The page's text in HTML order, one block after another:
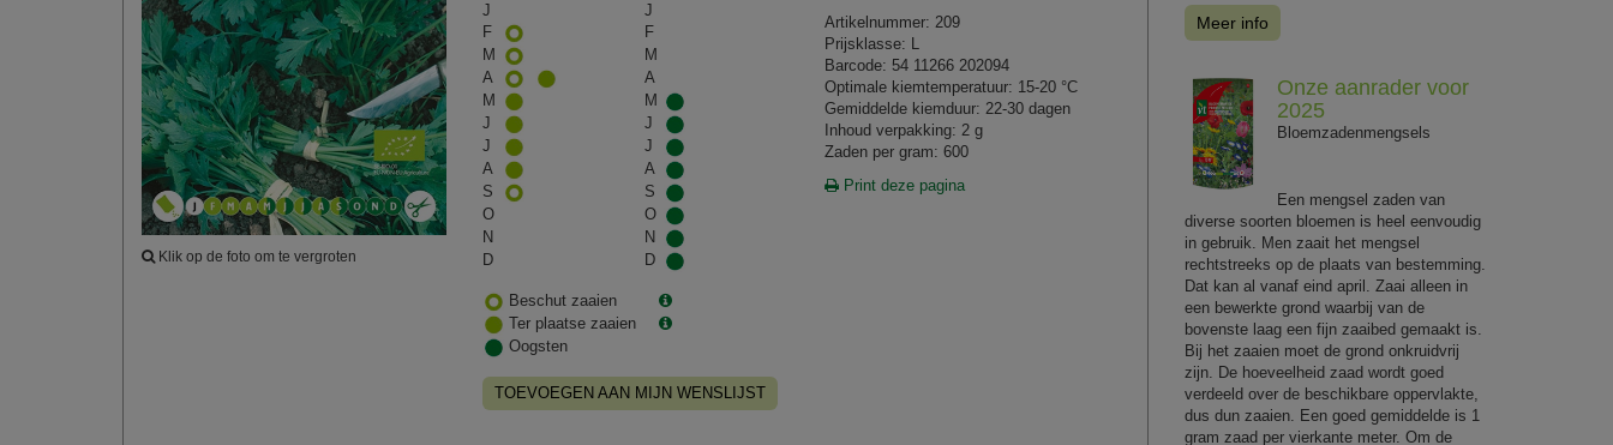
Klik op de foto om te vergroten
J
J
F
F
M
M
A
A
M
M
J
J
J
J
A
A
S
S
O
O
N
N
D
D
Beschut zaaien
Ter plaatse zaaien
Oogsten
TOEVOEGEN AAN MIJN WENSLIJST
Artikelnummer: 209
Prijsklasse: L
Barcode: 54 11266 202094
Optimale kiemtemperatuur: 15-20 °C
Gemiddelde kiemduur: 22-30 dagen
Inhoud verpakking: 2 g
Zaden per gram: 600
Print deze pagina
Meer info
Onze aanrader voor
2025
Bloemzadenmengsels
Een mengsel zaden van
diverse soorten bloemen is heel eenvoudig
in gebruik. Men zaait het mengsel
rechtstreeks op de plaats van bestemming.
Dat kan al vanaf eind april. Zaai alleen in
een bewerkte grond waarbij van de
bovenste laag een fijn zaaibed gemaakt is.
Bij het zaaien moet de grond onkruidvrij
zijn. De hoeveelheid zaad wordt goed
verdeeld over de beschikbare oppervlakte,
dus dun zaaien. Een goed gemiddelde is 1
gram zaad per vierkante meter. Om de